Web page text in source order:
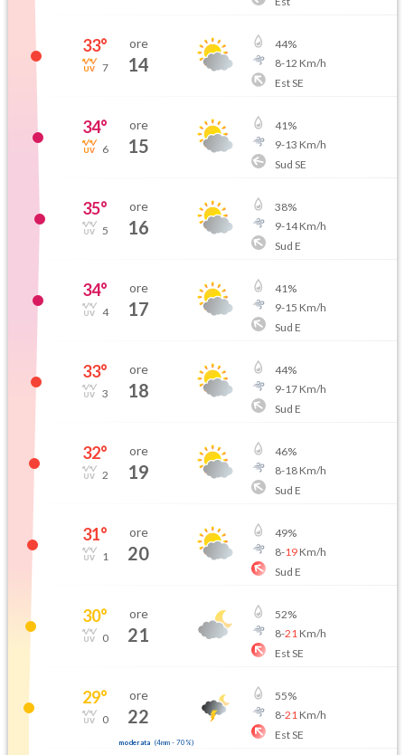
33°
7
ore
14
44%
8-12 Km/h
Est SE
34°
6
ore
15
41%
9-13 Km/h
Sud SE
35°
5
ore
16
38%
9-14Km/h
Sud E
34°
4
ore
17
41%
9-15 Km/h
Sud E
33°
3
ore
18
44%
9-17Km/h
Sud E
32°
2
ore
19
46%
8-18Km/h
Sud E
31°
1
ore
20
49%
8-19Km/h
Sud E
30°
0
ore
21
52%
8-21Km/h
Est SE
29°
0
ore
22
moderata (4mm- 70 %)
55%
8-21Km/h
Est SE